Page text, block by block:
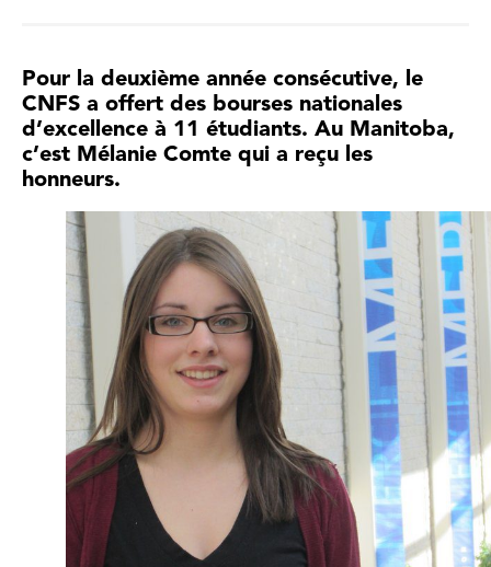
Pour la deuxième année consécutive, le
CNFS a offert des bourses nationales
d’excellence à 11 étudiants. Au Manitoba,
c’est Mélanie Comte qui a reçu les
honneurs.